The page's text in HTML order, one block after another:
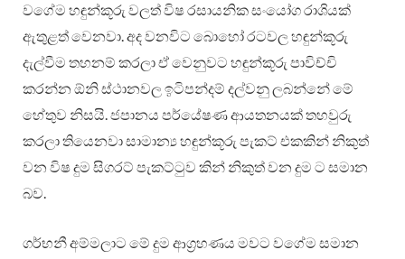
වගේම හඳුන්කූරු වලත් විෂ රසායනික සංයෝග රාශියක්
ඇතුළත් වෙනවා. අද වනවිට බොහෝ රටවල හඳුන්කූරු
දැල්වීම තහනම් කරලා ඒ වෙනුවට හඳුන්කූරු පාවිච්චි
කරන්න ඕනි ස්ථානවල ඉටිපන්දම් දල්වනු ලබන්නේ මේ
හේතුව නිසයි. ජපානය පර්යේෂණ ආයතනයක් තහවුරු
කරලා තියෙනවා සාමාන්‍ය හඳුන්කූරු පැකට් එකකින් නිකුත්
වන විෂ දුම සිගරට් පැකට්ටුව කින් නිකුත් වන දුම ට සමාන
බව.
ගර්භනී අම්මලාට මේ දුම ආග්‍රහණය මවට වගේම සමාන